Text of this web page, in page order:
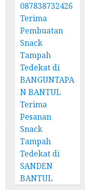
087838732426
Terima
Pembuatan
Snack
Tampah
Tedekat di
BANGUNTAPA
N BANTUL
Terima
Pesanan
Snack
Tampah
Tedekat di
SANDEN
BANTUL